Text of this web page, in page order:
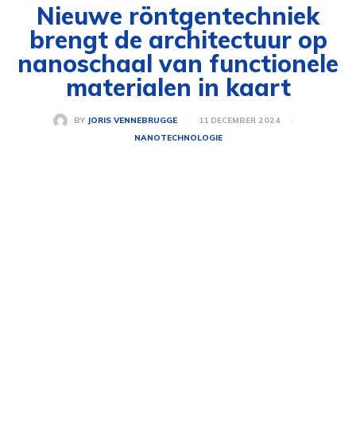
Nieuwe röntgentechniek
brengt de architectuur op
nanoschaal van functionele
materialen in kaart
BY JORIS VENNEBRUGGE
11 DECEMBER 2024
NANOTECHNOLOGIE